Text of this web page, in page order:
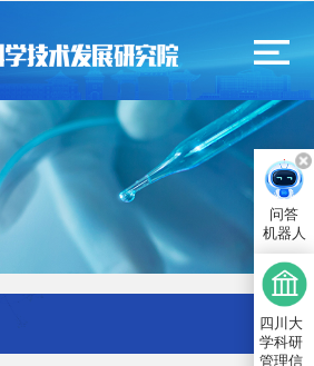
问答
机器人
四川大
学科研
管理信